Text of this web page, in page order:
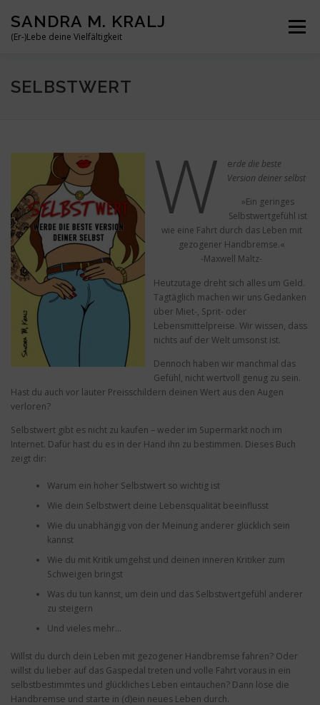
Inhalt
springen
SANDRA M. KRALJ
(Er-)Lebe deine Vielfältigkeit
Menü
HOME ÜBER MICH
SELBSTWERT
W erde die beste
Version deiner selbst
»Ein geringes
Selbstwertgefühl ist
wie eine Fahrt durch das Leben mit
gezogener Handbremse.«
-Maxwell Maltz-
Heutzutage dreht sich alles um Geld.
Tagtäglich machen wir uns Gedanken
über Miet-, Sprit- oder
Lebensmittelpreise. Wir wissen, dass
nichts auf der Welt umsonst ist.
Dennoch haben wir manchmal das
Gefühl, nicht wertvoll genug zu sein.
Hast du auch vor lauter Preisschildern deinen Wert aus den Augen
verloren?
Selbstwert gibt es nicht zu kaufen – weder im Supermarkt noch im
Internet. Dafür hast du es in der Hand ihn zu bestimmen. Dieses Buch
zeigt dir:
Warum ein hoher Selbstwert so wichtig ist
Wie dein Selbstwert deine Lebensqualität beeinflusst
Wie du unabhängig von der Meinung anderer glücklich sein
kannst
Wie du mit Kritik umgehst und deinen inneren Kritiker zum
Schweigen bringst
Was du tun kannst, um dein und das Selbstwertgefühl anderer
zu steigern
Und vieles mehr…
Willst du durch dein Leben mit gezogener Handbremse fahren? Oder
willst du lieber auf das Gaspedal treten und volle Fahrt voraus in ein
selbstbestimmtes und glückliches Leben eintauchen? Dann löse die
Handbremse und starte in (d)ein neues Leben durch.